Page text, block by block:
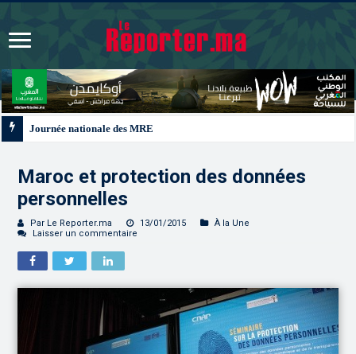
Maroc et protection des données
personnelles
Par Le Reporter.ma 13/01/2015
À la Une
Laisser un commentaire